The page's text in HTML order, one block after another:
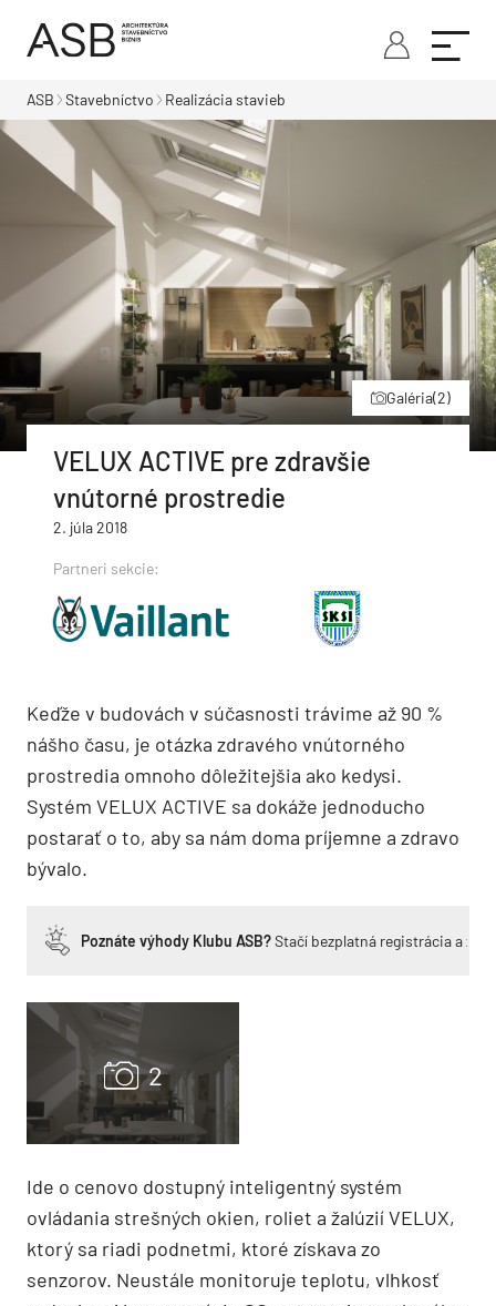
ASB Stavebníctvo Realizácia stavieb
Galéria(2)
VELUX ACTIVE pre zdravšie
vnútorné prostredie
2. júla 2018
Partneri sekcie:
Keďže v budovách v súčasnosti trávime až 90 %
nášho času, je otázka zdravého vnútorného
prostredia omnoho dôležitejšia ako kedysi.
Systém VELUX ACTIVE sa dokáže jednoducho
postarať o to, aby sa nám doma príjemne a zdravo
bývalo.
Poznáte výhody Klubu ASB?Stačí bezplatná registrácia a
Ide o cenovo dostupný inteligentný systém
ovládania strešných okien, roliet a žalúzií VELUX,
ktorý sa riadi podnetmi, ktoré získava zo
senzorov. Neustále monitoruje teplotu, vlhkosť